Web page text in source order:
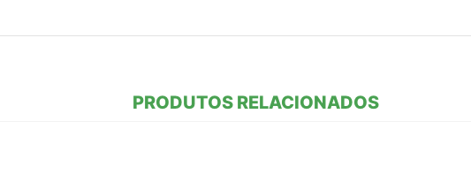
PRODUTOS RELACIONADOS